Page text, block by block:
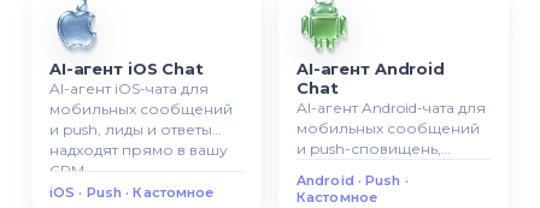
AI-агент iOS Chat
AI-агент iOS-чата для
мобильных сообщений
и push, лиды и ответы
надходят прямо в вашу
CRM.
iOS · Push · Кастомное
AI-агент Android
Chat
AI-агент Android-чата для
мобильных сообщений
и push-сповищень,
отстежуваним лидом в
Android · Push ·
Кастомное